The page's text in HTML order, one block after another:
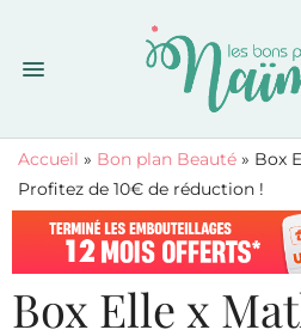
Accueil » Bon plan Beauté » Box
Profitez de 10€ de réduction !
Box Elle x